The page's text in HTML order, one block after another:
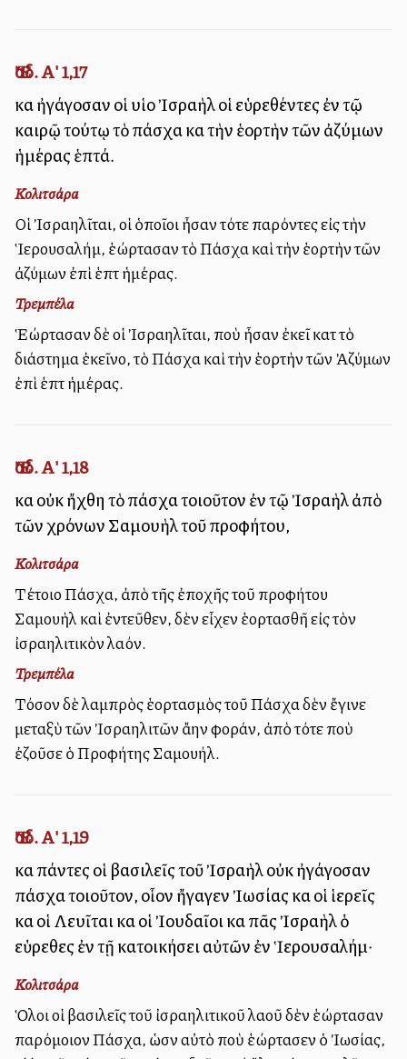
Ἔσδ. Α' 1,17
καὶ ἠγάγοσαν οἱ υἱοὶ Ἰσραὴλ οἱ εὑρεθέντες ἐν τῷ
καιρῷ τούτῳ τὸ πάσχα καὶ τὴν ἑορτὴν τῶν ἀζύμων
ἡμέρας ἑπτά.
Κολιτσάρα
Οἱ Ἰσραηλῖται, οἱ ὁποῖοι ἦσαν τότε παρόντες εἰς τὴν
Ἱερουσαλήμ, ἑώρτασαν τὸ Πάσχα καὶ τὴν ἑορτὴν τῶν
ἀζύμων ἐπὶ ἑπτὰ ἡμέρας.
Τρεμπέλα
Ἑώρτασαν δὲ οἱ Ἰσραηλῖται, ποὺ ἦσαν ἐκεῖ κατὰ τὸ
διάστημα ἐκεῖνο, τὸ Πάσχα καὶ τὴν ἑορτὴν τῶν Ἀζύμων
ἐπὶ ἑπτὰ ἡμέρας.
Ἔσδ. Α' 1,18
καὶ οὐκ ἤχθη τὸ πάσχα τοιοῦτον ἐν τῷ Ἰσραὴλ ἀπὸ
τῶν χρόνων Σαμουὴλ τοῦ προφήτου,
Κολιτσάρα
Τέτοιο Πάσχα, ἀπὸ τῆς ἐποχῆς τοῦ προφήτου
Σαμουὴλ καὶ ἐντεῦθεν, δὲν εἶχεν ἑορτασθῆ εἰς τὸν
ἰσραηλιτικὸν λαόν.
Τρεμπέλα
Τόσον δὲ λαμπρὸς ἑορτασμὸς τοῦ Πάσχα δὲν ἔγινε
μεταξὺ τῶν Ἰσραηλιτῶν ἄλλην φοράν, ἀπὸ τότε ποὺ
ἐζοῦσε ὁ Προφήτης Σαμουήλ.
Ἔσδ. Α' 1,19
καὶ πάντες οἱ βασιλεῖς τοῦ Ἰσραὴλ οὐκ ἠγάγοσαν
πάσχα τοιοῦτον, οἷον ἤγαγεν Ἰωσίας καὶ οἱ ἱερεῖς
καὶ οἱ Λευῖται καὶ οἱ Ἰουδαῖοι καὶ πᾶς Ἰσραὴλ ὁ
εὑρεθεὶς ἐν τῇ κατοικήσει αὐτῶν ἐν Ἱερουσαλήμ·
Κολιτσάρα
Ὁλοι οἱ βασιλεῖς τοῦ ἰσραηλιτικοῦ λαοῦ δὲν ἑώρτασαν
παρόμοιον Πάσχα, ὡσὰν αὐτὸ ποὺ ἑώρτασεν ὁ Ἰωσίας,